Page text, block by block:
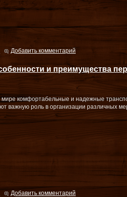
Добавить комментарий
и преимущества
комфортабельные и надежные
важную роль в организации различных
Добавить комментарий